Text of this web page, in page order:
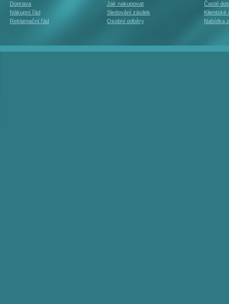
Doprava
Nákupní řád
Reklamační řád
Jak nakupovat
Sledování zásilek
Osobní odběry
Časté
Klientské
Nabídka